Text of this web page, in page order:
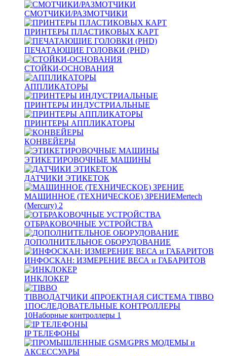
СМОТЧИКИ/РАЗМОТЧИКИ
ПРИНТЕРЫ ПЛАСТИКОВЫХ КАРТ
ПЕЧАТАЮЩИЕ ГОЛОВКИ (PHD)
СТОЙКИ-ОСНОВАНИЯ
АППЛИКАТОРЫ
ПРИНТЕРЫ ИНДУСТРИАЛЬНЫЕ
ПРИНТЕРЫ АППЛИКАТОРЫ
КОНВЕЙЕРЫ
ЭТИКЕТИРОВОЧНЫЕ МАШИНЫ
ДАТЧИКИ ЭТИКЕТОК
МАШИННОЕ (ТЕХНИЧЕСКОЕ) ЗРЕНИЕMertech
(Mercury) 2
ОТБРАКОВОЧНЫЕ УСТРОЙСТВА
ДОПОЛНИТЕЛЬНОЕ ОБОРУДОВАНИЕ
ИНФОСКАН: ИЗМЕРЕНИЕ ВЕСА и ГАБАРИТОВ
ИНКЛОКЕР
TIBBOДАТЧИКИ 4ПРОЕКТНАЯ СИСТЕМА TIBBO
1ПОСЛЕДОВАТЕЛЬНЫЕ КОНТРОЛЛЕРЫ
10Наборные контроллеры 1
IP ТЕЛЕФОНЫ